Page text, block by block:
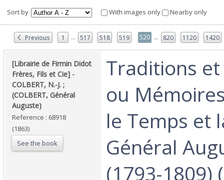
Sort by With images only Nearby only
Previous 1 ... 517 518 519 520 ... 820 1120 1420
‎[Librairie de Firmin Didot
Frères, Fils et Cie] - ‎
‎COLBERT, N.-J. ;
(COLBERT, Général
Auguste)‎
Reference : 68918
(1863)
See the book
‎Traditions
ou
le Temps et
Général
(1793-1809)